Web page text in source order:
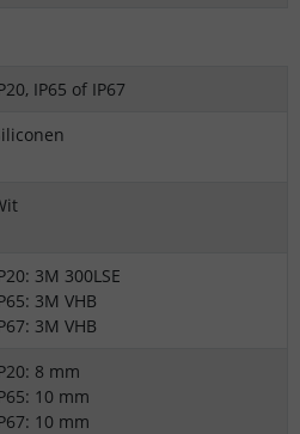
IP65 of IP67
3M 300LSE
3M VHB
3M VHB
8 mm
10 mm
10 mm